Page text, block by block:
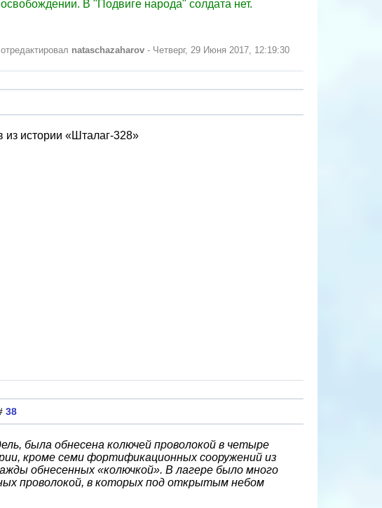
В "Подвиге народа" солдата нет.
nataschazaharov - Четверг, 29 Июня 2017, 12:19:30
из истории «Шталаг-328»
38
была обнесена колючей проволокой в четыре
кроме семи фортификационных сооружений из
обнесенных «колючкой». В лагере было много
проволокой, в которых под открытым небом